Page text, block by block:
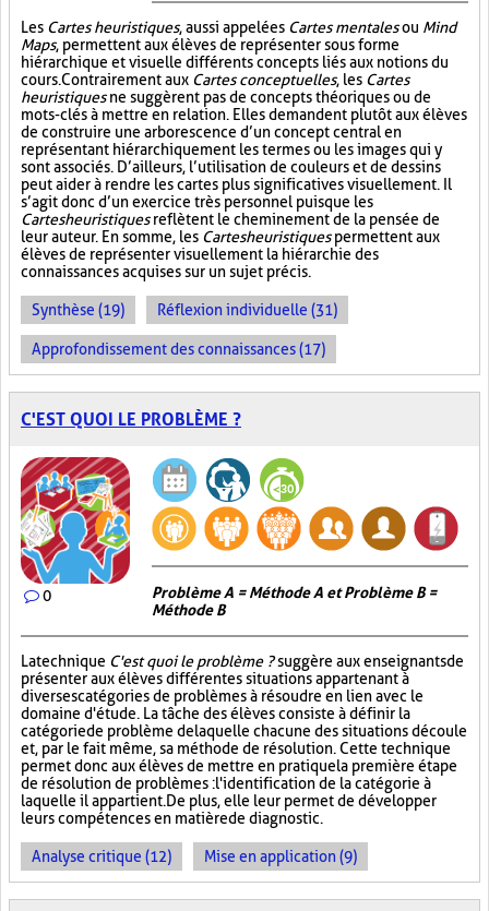
Les Cartes heuristiques, aussi appelées Cartes mentalesou Mind
Maps, permettent aux élèves de représenter sous forme
hiérarchique et visuelle différents concepts liés aux notions du
cours. Contrairement aux Cartes conceptuelles, les Cartes
heuristiquesne suggèrent pas de concepts théoriques ou de
mots-clés à mettre en relation. Elles demandent plutôt aux élèves
de construire une arborescence d’un concept central en
représentant hiérarchiquement les termes ou les images qui y
sont associés. D’ailleurs, l’utilisation de couleurs et de dessins
peut aider à rendre les cartes plus significatives visuellement. Il
s’agit donc d’un exercice très personnel puisque les
Cartes heuristiquesreflètent le cheminement de la pensée de
leur auteur. En somme, les Cartes heuristiquespermettent aux
élèves de représenter visuellement la hiérarchie des
connaissances acquises sur un sujet précis.
Synthèse (19) Réflexion individuelle (31)
Approfondissement des connaissances (17)
C'EST QUOI LE PROBLÈME ?
0
Problème A = Méthode A et Problème B =
Méthode B
La technique C'est quoi le problème ?suggère aux enseignants de
présenter aux élèves différentes situations appartenant à
diverses catégories de problèmes à résoudre en lien avec le
domaine d'étude. La tâche des élèves consiste à définir la
catégorie de problème de laquelle chacune des situations découle
et, par le fait même, sa méthode de résolution. Cette technique
permet donc aux élèves de mettre en pratique la première étape
de résolution de problèmes : l'identification de la catégorie à
laquelle il appartient. De plus, elle leur permet de développer
leurs compétences en matière de diagnostic.
Analyse critique (12) Mise en application (9)